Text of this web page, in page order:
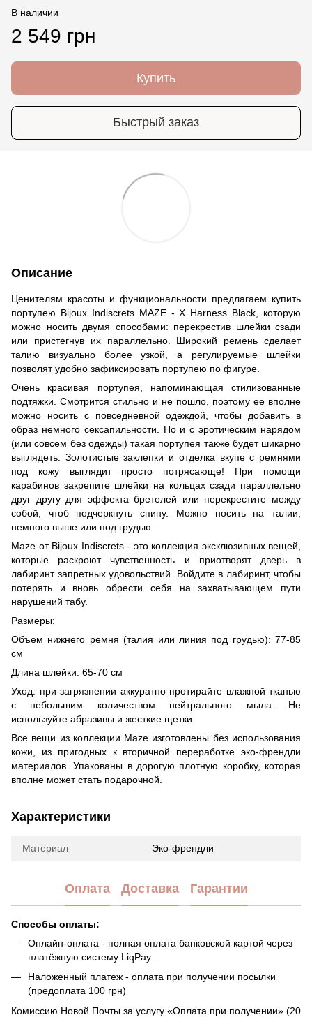
В наличии
2 549 грн
Купить
Быстрый заказ
Описание
Ценителям красоты и функциональности предлагаем купить
портупею Bijoux Indiscrets MAZE - X Harness Black, которую
можно носить двумя способами: перекрестив шлейки сзади
или пристегнув их параллельно. Широкий ремень сделает
талию визуально более узкой, а регулируемые шлейки
позволят удобно зафиксировать портупею по фигуре.
Очень красивая портупея, напоминающая стилизованные
подтяжки. Смотрится стильно и не пошло, поэтому ее вполне
можно носить с повседневной одеждой, чтобы добавить в
образ немного сексапильности. Но и с эротическим нарядом
(или совсем без одежды) такая портупея также будет шикарно
выглядеть. Золотистые заклепки и отделка вкупе с ремнями
под кожу выглядит просто потрясающе! При помощи
карабинов закрепите шлейки на кольцах сзади параллельно
друг другу для эффекта бретелей или перекрестите между
собой, чтоб подчеркнуть спину. Можно носить на талии,
немного выше или под грудью.
Maze от Bijoux Indiscrets - это коллекция эксклюзивных вещей,
которые раскроют чувственность и приотворят дверь в
лабиринт запретных удовольствий. Войдите в лабиринт, чтобы
потерять и вновь обрести себя на захватывающем пути
нарушений табу.
Размеры:
Объем нижнего ремня (талия или линия под грудью): 77-85
см
Длина шлейки: 65-70 см
Уход: при загрязнении аккуратно протирайте влажной тканью
с небольшим количеством нейтрального мыла. Не
используйте абразивы и жесткие щетки.
Все вещи из коллекции Maze изготовлены без использования
кожи, из пригодных к вторичной переработке эко-френдли
материалов. Упакованы в дорогую плотную коробку, которая
вполне может стать подарочной.
Характеристики
Материал Эко-френдли
Оплата Доставка Гарантии
Способы оплаты:
Онлайн-оплата - полная оплата банковской картой через
платёжную систему LiqPay
Наложенный платеж - оплата при получении посылки
(предоплата 100 грн)
Комиссию Новой Почты за услугу «Оплата при получении» (20